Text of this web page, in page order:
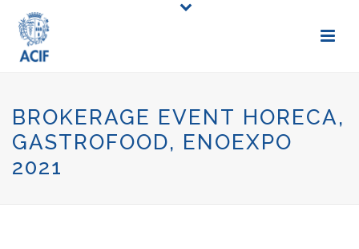
BROKERAGE EVENT HORECA,
GASTROFOOD, ENOEXPO
2021